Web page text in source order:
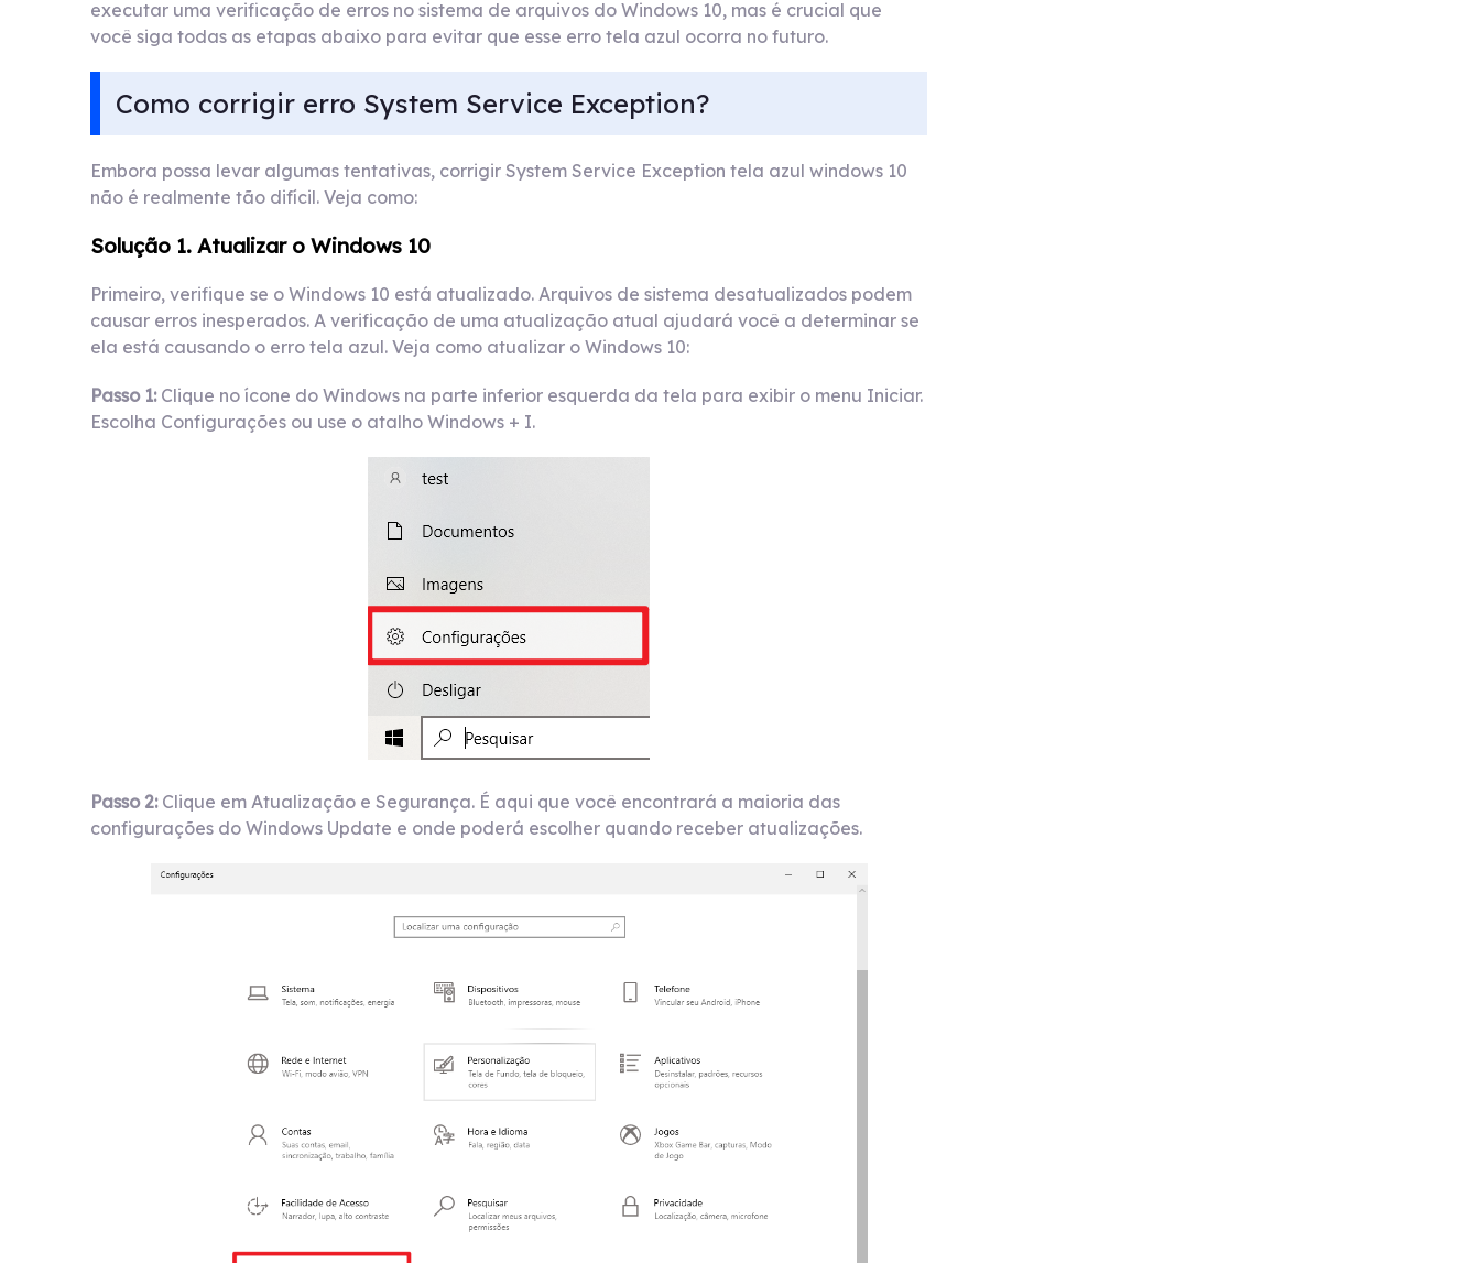
executar uma verificação de erros no sistema de arquivos do Windows 10, mas é crucial que
você siga todas as etapas abaixo para evitar que esse erro tela azul ocorra no futuro.
Como corrigir erro System Service Exception?
Embora possa levar algumas tentativas, corrigir System Service Exception tela azul windows 10
não é realmente tão difícil. Veja como:
Solução 1. Atualizar o Windows 10
Primeiro, verifique se o Windows 10 está atualizado. Arquivos de sistema desatualizados podem
causar erros inesperados. A verificação de uma atualização atual ajudará você a determinar se
ela está causando o erro tela azul. Veja como atualizar o Windows 10:
Passo 1:Clique no ícone do Windows na parte inferior esquerda da tela para exibir o menu Iniciar.
Escolha Configurações ou use o atalho Windows + I.
Passo 2:Clique em Atualização e Segurança. É aqui que você encontrará a maioria das
configurações do Windows Update e onde poderá escolher quando receber atualizações.